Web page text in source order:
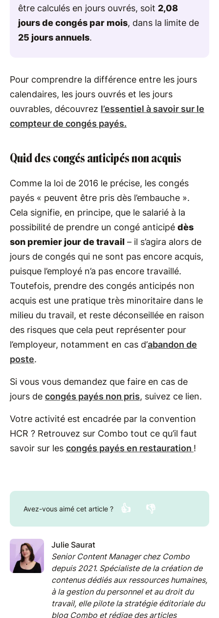
être calculés en jours ouvrés, soit 2,08
jours de congés par mois, dans la limite de
25 jours annuels.
Pour comprendre la différence entre les jours
calendaires, les jours ouvrés et les jours
ouvrables, découvrez l’essentiel à savoir sur le
compteur de congés payés.
Quid des congés anticipés non acquis
Comme la loi de 2016 le précise, les congés
payés « peuvent être pris dès l’embauche ».
Cela signifie, en principe, que le salarié à la
possibilité de prendre un congé anticipé dès
son premier jour de travail – il s’agira alors de
jours de congés qui ne sont pas encore acquis,
puisque l’employé n’a pas encore travaillé.
Toutefois, prendre des congés anticipés non
acquis est une pratique très minoritaire dans le
milieu du travail, et reste déconseillée en raison
des risques que cela peut représenter pour
l’employeur, notamment en cas d’abandon de
poste.
Si vous vous demandez que faire en cas de
jours de congés payés non pris, suivez ce lien.
Votre activité est encadrée par la convention
HCR ? Retrouvez sur Combo tout ce qu’il faut
savoir sur les congés payés en restauration !
Avez-vous aimé cet article ? 👍 👎
Julie Saurat
Senior Content Manager chez Combo
depuis 2021. Spécialiste de la création de
contenus dédiés aux ressources humaines,
à la gestion du personnel et au droit du
travail, elle pilote la stratégie éditoriale du
blog Combo et rédige des articles